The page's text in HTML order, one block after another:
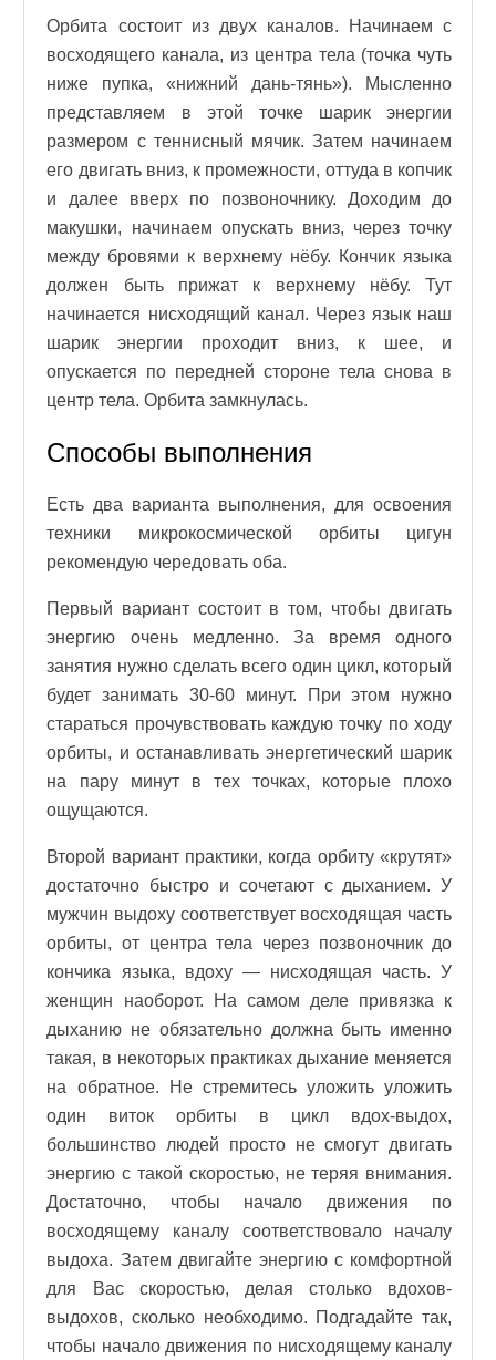
Орбита состоит из двух каналов. Начинаем с
восходящего канала, из центра тела (точка чуть
ниже пупка, «нижний дань-тянь»). Мысленно
представляем в этой точке шарик энергии
размером с теннисный мячик. Затем начинаем
его двигать вниз, к промежности, оттуда в копчик
и далее вверх по позвоночнику. Доходим до
макушки, начинаем опускать вниз, через точку
между бровями к верхнему нёбу. Кончик языка
должен быть прижат к верхнему нёбу. Тут
начинается нисходящий канал. Через язык наш
шарик энергии проходит вниз, к шее, и
опускается по передней стороне тела снова в
центр тела. Орбита замкнулась.
Способы выполнения
Есть два варианта выполнения, для освоения
техники микрокосмической орбиты цигун
рекомендую чередовать оба.
Первый вариант состоит в том, чтобы двигать
энергию очень медленно. За время одного
занятия нужно сделать всего один цикл, который
будет занимать 30-60 минут. При этом нужно
стараться прочувствовать каждую точку по ходу
орбиты, и останавливать энергетический шарик
на пару минут в тех точках, которые плохо
ощущаются.
Второй вариант практики, когда орбиту «крутят»
достаточно быстро и сочетают с дыханием. У
мужчин выдоху соответствует восходящая часть
орбиты, от центра тела через позвоночник до
кончика языка, вдоху — нисходящая часть. У
женщин наоборот. На самом деле привязка к
дыханию не обязательно должна быть именно
такая, в некоторых практиках дыхание меняется
на обратное. Не стремитесь уложить уложить
один виток орбиты в цикл вдох-выдох,
большинство людей просто не смогут двигать
энергию с такой скоростью, не теряя внимания.
Достаточно, чтобы начало движения по
восходящему каналу соответствовало началу
выдоха. Затем двигайте энергию с комфортной
для Вас скоростью, делая столько вдохов-
выдохов, сколько необходимо. Подгадайте так,
чтобы начало движения по нисходящему каналу